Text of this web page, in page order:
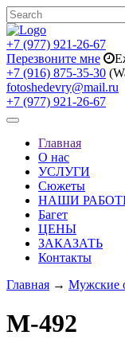
+7 (977) 921-26-67
Перезвоните мне
+7 (916) 875-35-30
fotoshedevry@mail.ru
+7 (977) 921-26-67
Toggle
navigationГлавная
О нас
УСЛУГИ
Сюжеты
НАШИ
Багет
ЦЕНЫ
ЗАКАЗАТЬ
Контакты
Главная → Мужские
M-492